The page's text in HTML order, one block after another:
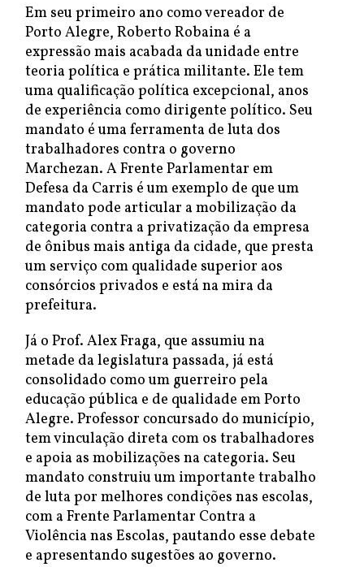
Em seu primeiro ano como vereador de
Porto Alegre, Roberto Robaina é a
expressão mais acabada da unidade entre
teoria política e prática militante. Ele tem
uma qualificação política excepcional, anos
de experiência como dirigente político. Seu
mandato é uma ferramenta de luta dos
trabalhadores contra o governo
Marchezan. A Frente Parlamentar em
Defesa da Carris é um exemplo de que um
mandato pode articular a mobilização da
categoria contra a privatização da empresa
de ônibus mais antiga da cidade, que presta
um serviço com qualidade superior aos
consórcios privados e está na mira da
prefeitura.
Já o Prof. Alex Fraga, que assumiu na
metade da legislatura passada, já está
consolidado como um guerreiro pela
educação pública e de qualidade em Porto
Alegre. Professor concursado do município,
tem vinculação direta com os trabalhadores
e apoia as mobilizações na categoria. Seu
mandato construiu um importante trabalho
de luta por melhores condições nas escolas,
com a Frente Parlamentar Contra a
Violência nas Escolas, pautando esse debate
e apresentando sugestões ao governo.